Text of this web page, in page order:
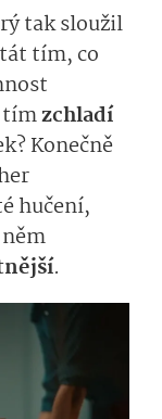
tak sloužil
tím, co
tímzchladí
Konečně
hučení,
.